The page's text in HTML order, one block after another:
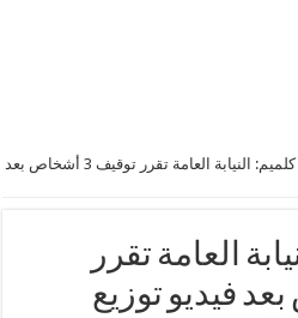
فضيحة كلميم: النيابة العامة تقرر توقيف 3 أشخاص بعد
العامة تقرر
بعد فيديو توزيع